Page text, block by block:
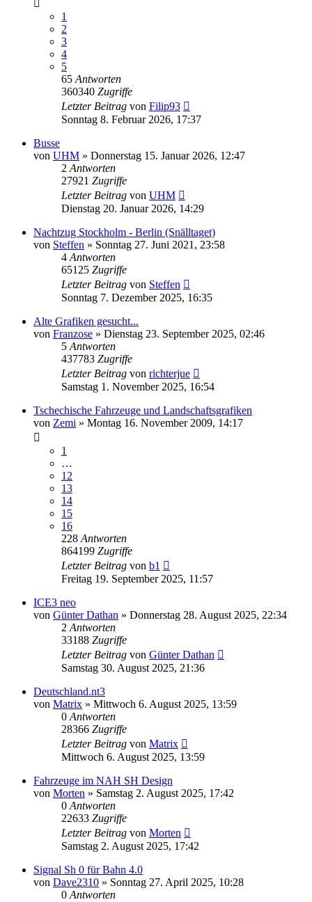
1
2
3
4
5
65 Antworten
360340 Zugriffe
Letzter Beitrag von Filip93
Sonntag 8. Februar 2026, 17:37
Busse
von UHM » Donnerstag 15. Januar 2026, 12:47
2 Antworten
27921 Zugriffe
Letzter Beitrag von UHM
Dienstag 20. Januar 2026, 14:29
Nachtzug Stockholm - Berlin (Snälltaget)
von Steffen » Sonntag 27. Juni 2021, 23:58
4 Antworten
65125 Zugriffe
Letzter Beitrag von Steffen
Sonntag 7. Dezember 2025, 16:35
Alte Grafiken gesucht...
von Franzose » Dienstag 23. September 2025, 02:46
5 Antworten
437783 Zugriffe
Letzter Beitrag von richterjue
Samstag 1. November 2025, 16:54
Tschechische Fahrzeuge und Landschaftsgrafiken
von Zemi » Montag 16. November 2009, 14:17
1
…
12
13
14
15
16
228 Antworten
864199 Zugriffe
Letzter Beitrag von b1
Freitag 19. September 2025, 11:57
ICE3 neo
von Günter Dathan » Donnerstag 28. August 2025, 22:34
2 Antworten
33188 Zugriffe
Letzter Beitrag von Günter Dathan
Samstag 30. August 2025, 21:36
Deutschland.nt3
von Matrix » Mittwoch 6. August 2025, 13:59
0 Antworten
28366 Zugriffe
Letzter Beitrag von Matrix
Mittwoch 6. August 2025, 13:59
Fahrzeuge im NAH SH Design
von Morten » Samstag 2. August 2025, 17:42
0 Antworten
22633 Zugriffe
Letzter Beitrag von Morten
Samstag 2. August 2025, 17:42
Signal Sh 0 für Bahn 4.0
von Dave2310 » Sonntag 27. April 2025, 10:28
0 Antworten